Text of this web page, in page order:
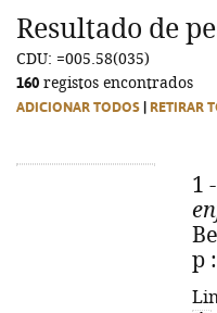
Resultado de
CDU: =005.58(035)
160 registos encontrados
ADICIONAR TODOS RETIRAR
1 -
p